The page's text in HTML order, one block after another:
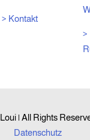
> Kontakt
>
| All Rights
Datenschutz